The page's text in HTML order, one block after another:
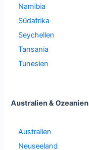
Namibia
Südafrika
Seychellen
Tansania
Tunesien
Australien & Ozeanien
Australien
Neuseeland